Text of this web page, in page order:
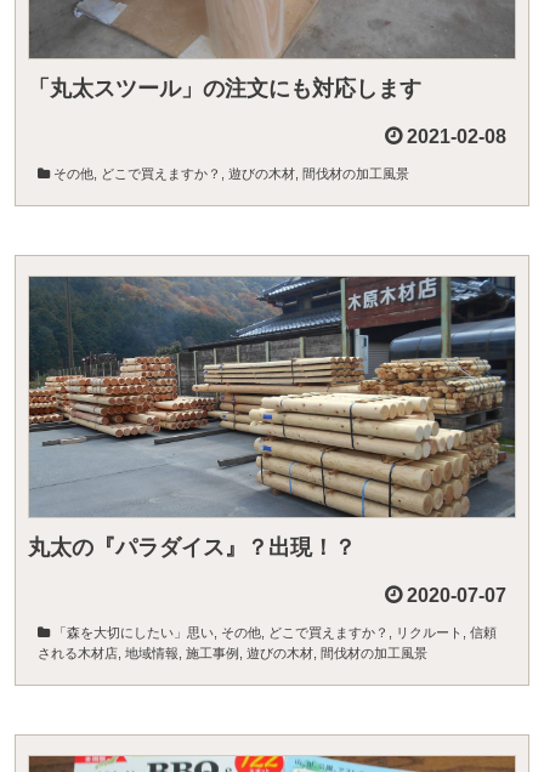
「丸太スツール」の注文にも対応します
2021-02-08
その他 どこで買えますか？ 遊びの木材 間伐材の加工風景
丸太の『パラダイス』？出現！？
2020-07-07
「森を大切にしたい」思い その他 どこで買えますか？ リクルート
信頼
される木材店 地域情報 施工事例 遊びの木材 間伐材の加工風景